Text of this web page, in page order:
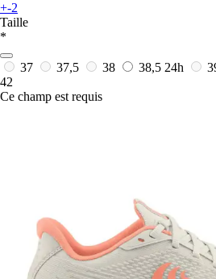
+-2
Taille
*
37 37,5 38 38,5 24h
42
Ce champ est requis